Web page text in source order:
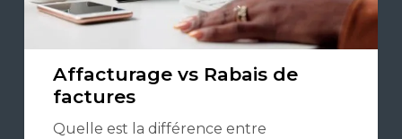
Affacturage vs Rabais de
factures
Quelle est la différence entre